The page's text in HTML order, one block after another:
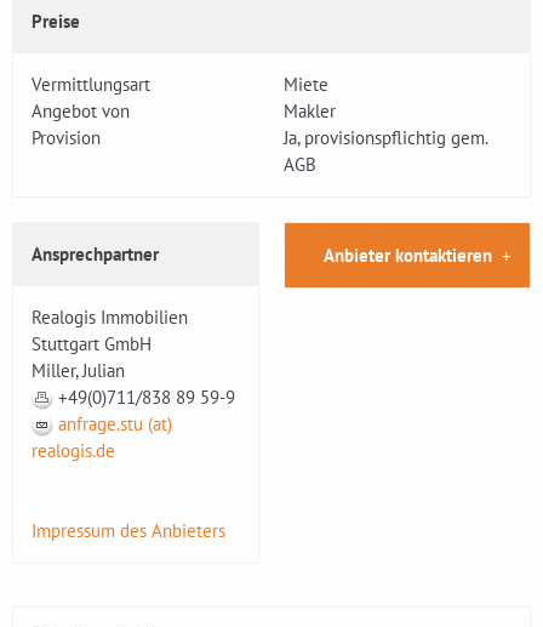
Preise
Vermittlungsart
Miete
Angebot von
Makler
Provision
Ja, provisionspflichtig gem.
AGB
Ansprechpartner
Realogis Immobilien
Stuttgart GmbH
Miller, Julian
+49(0)711/838 89 59-9
anfrage.stu (at)
realogis.de
Impressum des Anbieters
Anbieter kontaktieren